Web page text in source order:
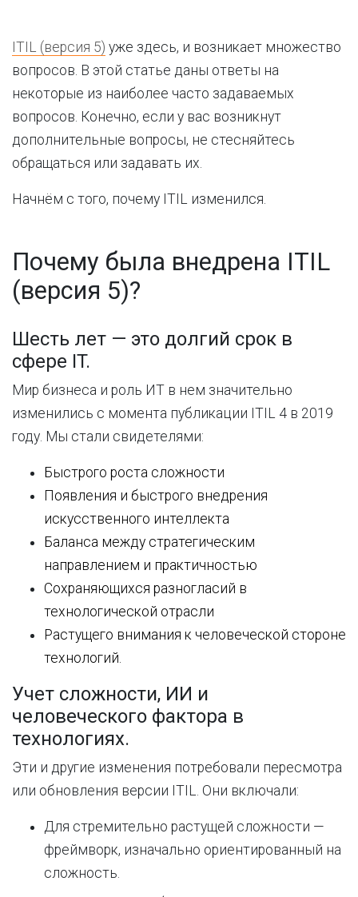
ITIL (версия 5) уже здесь, и возникает множество
вопросов. В этой статье даны ответы на
некоторые из наиболее часто задаваемых
вопросов. Конечно, если у вас возникнут
дополнительные вопросы, не стесняйтесь
обращаться или задавать их.
Начнём с того, почему ITIL изменился.
Почему была внедрена ITIL
(версия 5)?
Шесть лет — это долгий срок в
сфере IT.
Мир бизнеса и роль ИТ в нем значительно
изменились с момента публикации ITIL 4 в 2019
году Мы стали свидетелями:
Быстрого роста сложности
Появления и быстрого внедрения
искусственного интеллекта
Баланса между стратегическим
направлением и практичностью
Сохраняющихся разногласий в
технологической отрасли
Растущего внимания к человеческой стороне
технологий
Учет сложности, ИИ и
человеческого фактора в
технологиях.
Эти и другие изменения потребовали пересмотра
или обновления версии ITIL. Они включали:
Для стремительно растущей сложности —
фреймворк, изначально ориентированный на
сложность.